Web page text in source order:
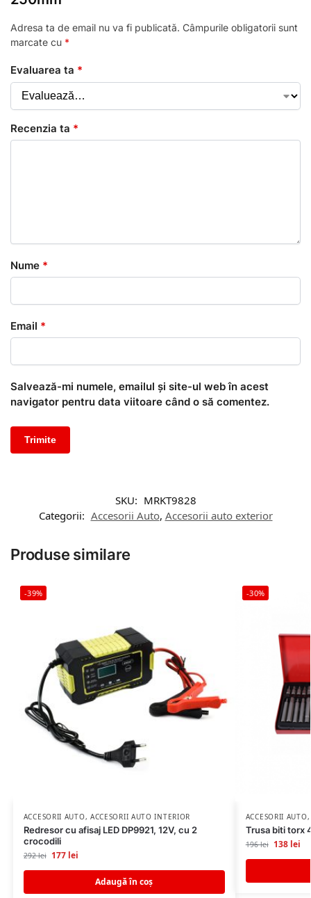
Adresa ta de email nu va fi publicată. Câmpurile obligatorii sunt
marcate cu *
Evaluarea ta *
Recenzia ta *
Nume *
Email *
Salvează-mi numele, emailul și site-ul web în acest
navigator pentru data viitoare când o să comentez.
SKU: MRKT9828
Categorii: Accesorii Auto, Accesorii auto exterior
Produse similare
-39%
ACCESORII AUTO, ACCESORII AUTO INTERIOR
Redresor cu afisaj LED DP9921, 12V, cu 2
crocodili
292lei 177 lei
Adaugă în coș
-30%
ACCESORII AUTO
Trusa biti torx
196lei 138 lei